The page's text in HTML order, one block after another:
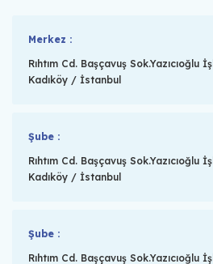
Merkez :
Rıhtım Cd. Başçavuş Sok.Yazıcıoğlu
Kadıköy / İstanbul
Şube :
Rıhtım Cd. Başçavuş Sok.Yazıcıoğlu
Kadıköy / İstanbul
Şube :
Rıhtım Cd. Başçavuş Sok.Yazıcıoğlu